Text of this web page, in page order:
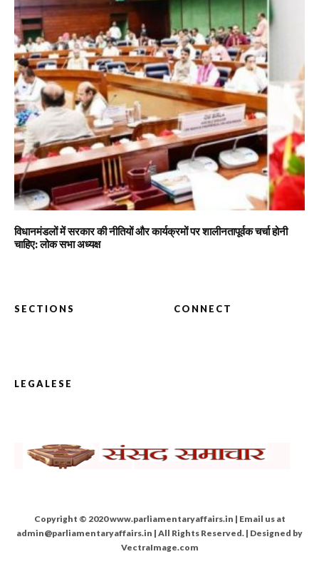
विधानमंडलों में सरकार की नीतियों और कार्यक्रमों पर शालीनतापूर्वक चर्चा होनी
चाहिए: लोक सभा अध्यक्ष
SECTIONS CONNECT
LEGALESE
Copyright © 2020 www.parliamentaryaffairs.in | Email us at
admin@parliamentaryaffairs.in | All Rights Reserved. | Designed by
VectraImage.com